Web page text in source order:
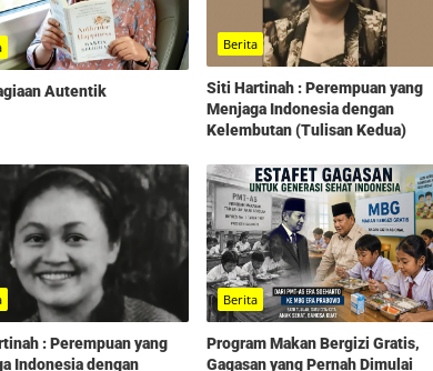
Autentik
Berita
Siti Hartinah : Perempuan yang
Menjaga Indonesia dengan
Kelembutan (Tulisan Kedua)
: Perempuan yang
Indonesia dengan
Berita
Program Makan Bergizi Gratis,
Gagasan yang Pernah Dimulai